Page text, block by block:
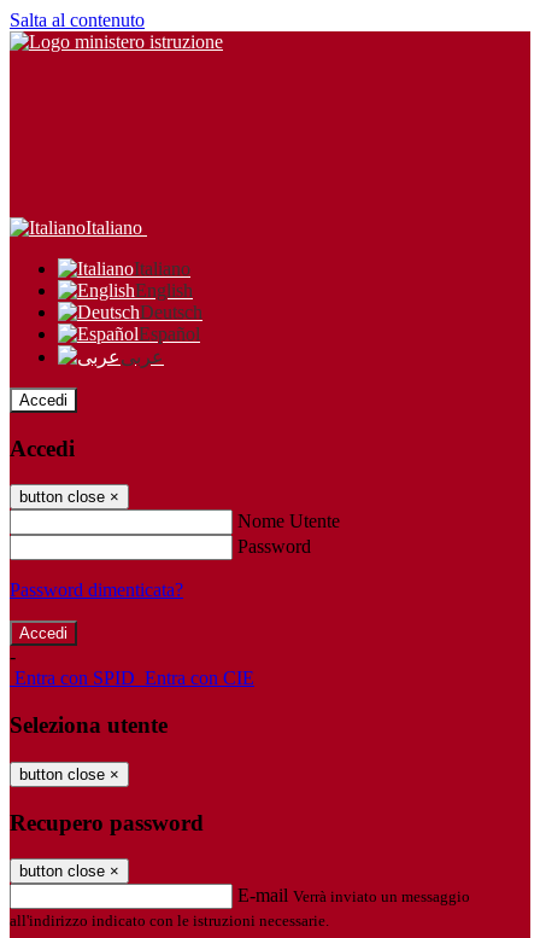
Salta al contenuto
Italiano
Italiano
English
Deutsch
Español
عربى
Accedi
Accedi
button close ×
Nome Utente
Password
Password dimenticata?
-
Entra con SPID Entra con CIE
Seleziona utente
button close ×
Recupero password
button close ×
E-mail Verrà inviato un messaggio
all'indirizzo indicato con le istruzioni necessarie.